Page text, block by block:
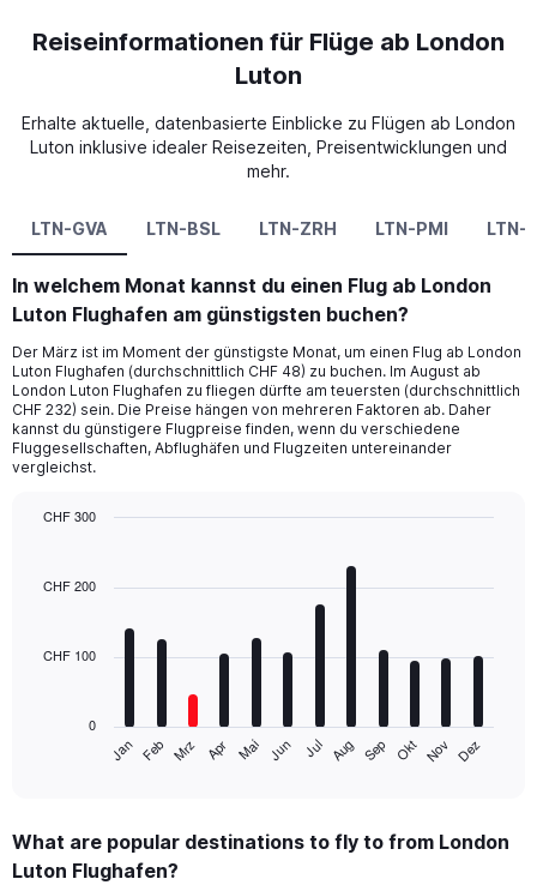
Reiseinformationen für Flüge ab London
Luton
Erhalte aktuelle, datenbasierte Einblicke zu Flügen ab London
Luton inklusive idealer Reisezeiten, Preisentwicklungen und
mehr.
LTN-GVA LTN-BSL LTN-ZRH LTN-PMI LTN-
In welchem Monat kannst du einen Flug ab London
Luton Flughafen am günstigsten buchen?
Der März ist im Moment der günstigste Monat, um einen Flug ab London
Luton Flughafen (durchschnittlich CHF 48) zu buchen. Im August ab
London Luton Flughafen zu fliegen dürfte am teuersten (durchschnittlich
CHF 232) sein. Die Preise hängen von mehreren Faktoren ab. Daher
kannst du günstigere Flugpreise finden, wenn du verschiedene
Fluggesellschaften, Abflughäfen und Flugzeiten untereinander
vergleichst.
with
The
Range:
12
Jan Feb Mrz Apr Mai Jun Jul Aug Sep Okt Nov Dez
0
CHF 100
CHF 200
CHF 300
What are popular destinations to fly to from London
Luton Flughafen?